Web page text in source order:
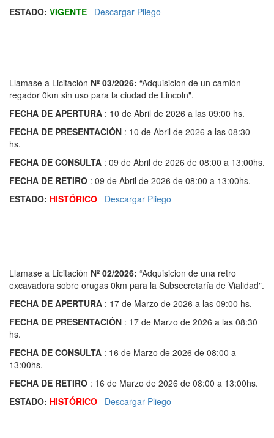
ESTADO: VIGENTE Descargar Pliego
Llamase a Licitación Nº 03/2026: “Adquisicion de un camión
regador 0km sin uso para la ciudad de Lincoln".
FECHA DE APERTURA : 10 de Abril de 2026 a las 09:00 hs.
FECHA DE PRESENTACIÓN : 10 de Abril de 2026 a las 08:30
hs.
FECHA DE CONSULTA : 09 de Abril de 2026 de 08:00 a 13:00hs.
FECHA DE RETIRO : 09 de Abril de 2026 de 08:00 a 13:00hs.
ESTADO: HISTÓRICO Descargar Pliego
Llamase a Licitación Nº 02/2026: “Adquisicion de una retro
excavadora sobre orugas 0km para la Subsecretaría de Vialidad".
FECHA DE APERTURA : 17 de Marzo de 2026 a las 09:00 hs.
FECHA DE PRESENTACIÓN : 17 de Marzo de 2026 a las 08:30
hs.
FECHA DE CONSULTA : 16 de Marzo de 2026 de 08:00 a
13:00hs.
FECHA DE RETIRO : 16 de Marzo de 2026 de 08:00 a 13:00hs.
ESTADO: HISTÓRICO Descargar Pliego